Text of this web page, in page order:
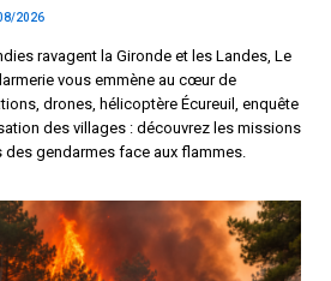
2026
ravagent la Gironde et les Landes, Le
vous emmène au cœur de
drones, hélicoptère Écureuil, enquête
des villages : découvrez les missions
des gendarmes face aux flammes.